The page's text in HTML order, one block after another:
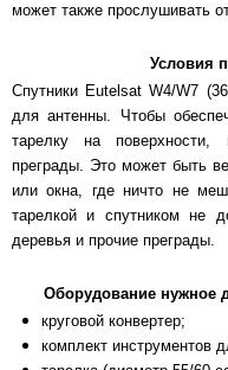
может также прослушивать
Условия
Спутники Eutelsat W4/W7
для антенны. Чтобы
тарелку на поверхности,
преграды. Это может быть
или окна, где ничто не
тарелкой и спутником не
деревья и прочие преграды.
Оборудование нужное
круговой конвертер;
комплект инструментов